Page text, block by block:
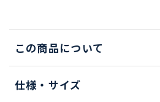
この商品について
仕様・サイズ